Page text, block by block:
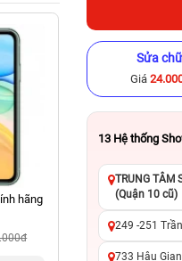
hãng iPhone XS 512GB
4.790.000đ
-6.200.000đ
Sửa
Giá
13 Hệ thống
TRUNG TÂM
(Quận 10 cũ)
249 -251
733 Hậu